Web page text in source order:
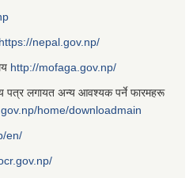
https://nepal.gov.np/
http://mofaga.gov.np/
पत्र लगायत अन्य आवश्यक पर्ने फारमहरू
home/downloadmain
en/